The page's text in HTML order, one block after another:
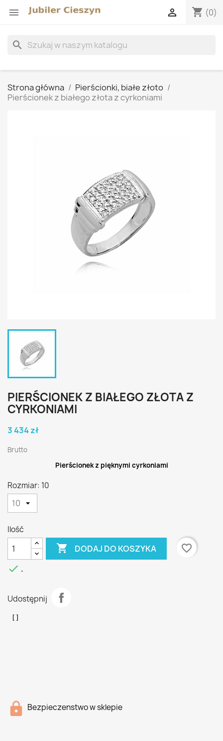
 shopping_cart (0)

search
Strona główna
Pierścionki, białe złoto
Pierścionek z białego złota z cyrkoniami
PIERŚCIONEK Z BIAŁEGO ZŁOTA Z
CYRKONIAMI
3 434 zł
Brutto
Pierścionek z pięknymi cyrkoniami
Rozmiar: 10
Ilość
 DODAJ DO KOSZYKA
favorite_border
 .
Udostępnij
Bezpieczenstwo w sklepie